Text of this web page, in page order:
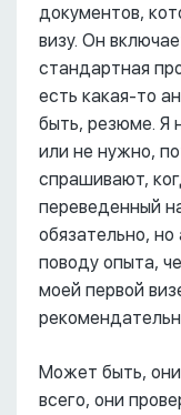
документов,
визу. Он
стандартная
есть какая-то
быть, резюме. Я
или не нужно,
спрашивают,
переведенный
обязательно,
поводу опыта,
моей первой
Может быть, они
всего, они